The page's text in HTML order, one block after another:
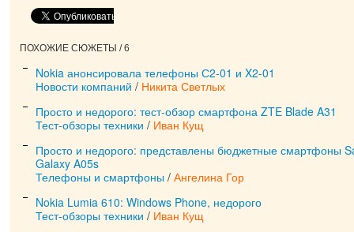
ПОХОЖИЕ СЮЖЕТЫ / 6
Nokia анонсировала телефоны С2-01 и X2-01
Новости компаний / Никита Светлых
Просто и недорого: тест-обзор смартфона ZTE Blade A31
Тест-обзоры техники / Иван Кущ
Просто и недорого: представлены бюджетные смартфоны
Galaxy A05s
Телефоны и смартфоны / Ангелина Гор
Nokia Lumia 610: Windows Phone, недорого
Тест-обзоры техники / Иван Кущ